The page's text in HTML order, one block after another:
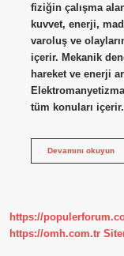
fiziğin çalışma
kuvvet, enerji,
varoluş ve
içerir. Mekanik
hareket ve enerji
tüm konuları
Devamını okuyun
https://
https://omh.com.tr